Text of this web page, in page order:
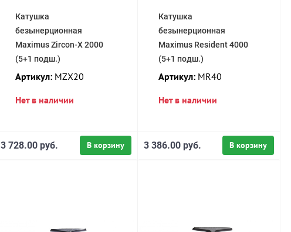
Катушка
безынерционная
Maximus Zircon-X 2000
(5+1 подш.)
Артикул: MZX20
Нет в наличии
В корзину
3 728.00 руб.
Катушка
безынерционная
Maximus Resident 4000
(5+1 подш.)
Артикул:MR40
Нет в наличии
В корзину
3 386.00 руб.